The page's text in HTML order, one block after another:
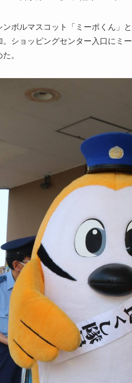
ボルマスコット「ミーポくん」
ショッピングセンター入口にミ
。